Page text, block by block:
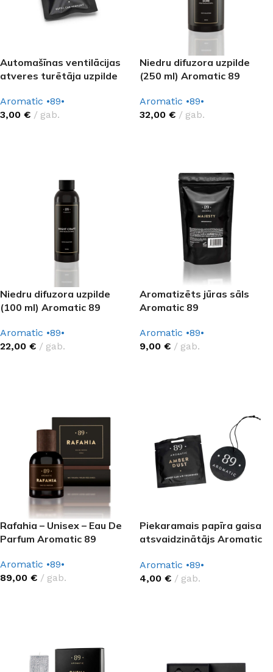
Automašīnas ventilācijas
atveres turētāja uzpilde
Aromatic •89•
3,00 € gab.
Niedru difuzora uzpilde
(250 ml) Aromatic 89
Aromatic •89•
32,00 € gab.
Niedru difuzora uzpilde
(100 ml) Aromatic 89
Aromatic •89•
22,00 € gab.
Aromatizēts jūras sāls
Aromatic 89
Aromatic •89•
9,00 € gab.
Rafahia – Unisex – Eau De
Parfum Aromatic 89
Aromatic •89•
89,00 € gab.
Piekaramais papīra gaisa
atsvaidzinātājs Aromatic
Aromatic •89•
4,00 € gab.